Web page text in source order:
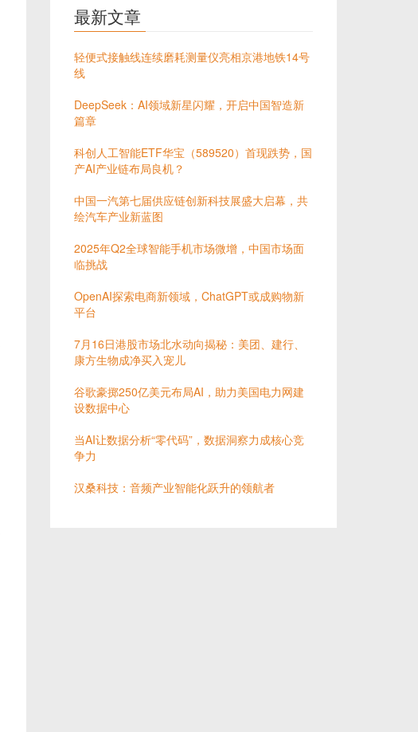
最新文章
轻便式接触线连续磨耗测量仪亮相京港地铁14号
线
DeepSeek：AI领域新星闪耀，开启中国智造新
篇章
科创人工智能ETF华宝（589520）首现跌势，国
产AI产业链布局良机？
中国一汽第七届供应链创新科技展盛大启幕，共
绘汽车产业新蓝图
2025年Q2全球智能手机市场微增，中国市场面
临挑战
OpenAI探索电商新领域，ChatGPT或成购物新
平台
7月16日港股市场北水动向揭秘：美团、建行、
康方生物成净买入宠儿
谷歌豪掷250亿美元布局AI，助力美国电力网建
设数据中心
当AI让数据分析“零代码”，数据洞察力成核心竞
争力
汉桑科技：音频产业智能化跃升的领航者